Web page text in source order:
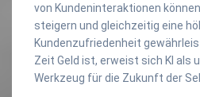
von Kundeninteraktionen
steigern und gleichzeitig eine
Kundenzufriedenheit
Zeit Geld ist, erweist sich KI als
Werkzeug für die Zukunft der